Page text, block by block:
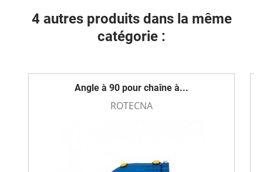
4 autres produits dans la même
catégorie :
Angle à 90 pour chaîne à...
ROTECNA